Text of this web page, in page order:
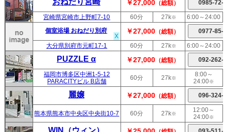
￥27,000 （総額）
宮崎県宮崎市上野町7-10
60分 27k※
6:00～24:00
個室浴場 おねだり別府
X
￥27,000 （総額）
大分県別府市元町17-1
60分 27k※ 6:00～24:00
PUZZLE α ￥27,000 （総額）
福岡市博多区中洲1-5-12
PARACITYビル B店舗
60分 27k※
8:00～
24:00※
麗嬢 ￥27,000 （総額）
熊本県熊本市中央区中央街10-7 60分 27k※
12:00～
24:00※
WIN（ウィン）